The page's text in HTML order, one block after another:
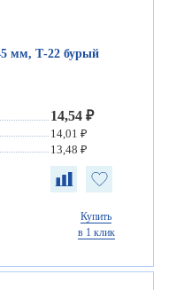
мм, Т-22 бурый
14,54 ₽
14,01 ₽
13,48 ₽
Купить
в 1 клик